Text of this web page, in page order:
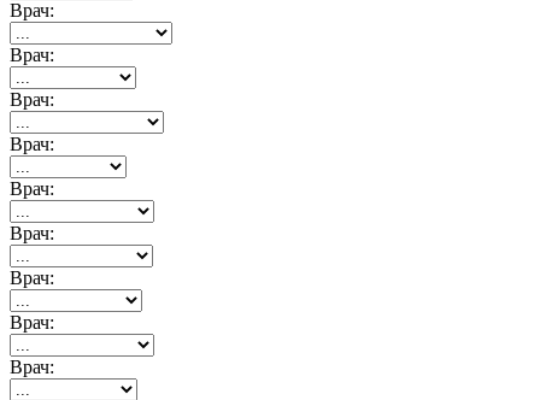
Врач:
Врач:
Врач:
Врач:
Врач:
Врач:
Врач:
Врач:
Врач: